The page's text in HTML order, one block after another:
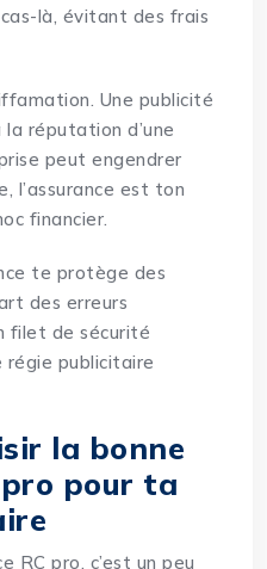
là, évitant des frais
Une publicité
réputation d’une
peut engendrer
l’assurance est ton
financier.
te protège des
des erreurs
filet de sécurité
régie publicitaire
la bonne
pro pour ta
RC pro, c’est un peu